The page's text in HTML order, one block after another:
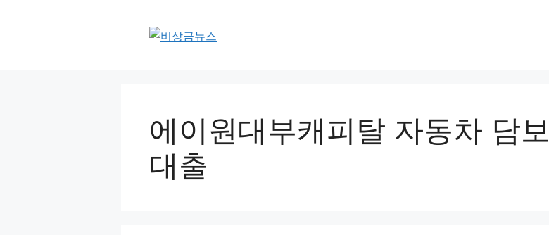
에이원대부캐피탈 자동차 담보
대출